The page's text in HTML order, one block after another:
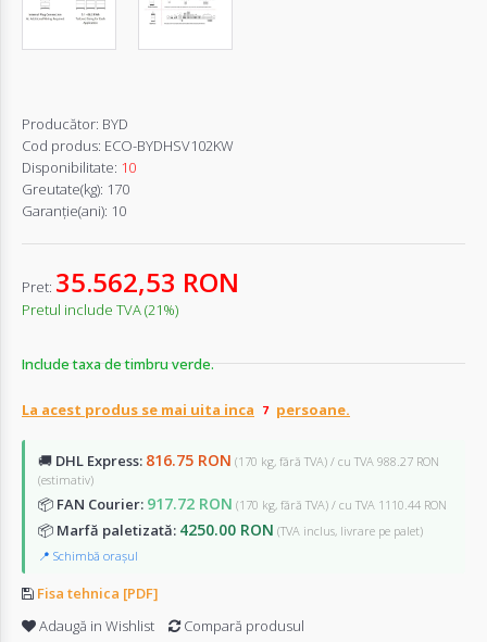
Producător: BYD
Cod produs: ECO-BYDHSV102KW
Disponibilitate: 10
Greutate(kg): 170
Garanţie(ani): 10
Pret: 35.562,53 RON
Pretul include TVA (21%)
Include taxa de timbru verde.
La acest produs se mai uita inca persoane.
🚚 DHL Express: 816.75 RON (170 kg, fără TVA) / cu TVA 988.27 RON
(estimativ)
📦 FAN Courier: 917.72 RON (170 kg, fără TVA) / cu TVA 1110.44 RON
📦 Marfă paletizată: 4250.00 RON (TVA inclus, livrare pe palet)
📍 Schimbă orașul
Fisa tehnica [PDF]
Adaugă in Wishlist
Compară produsul